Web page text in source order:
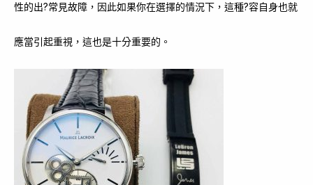
性的出?常見故障，因此如果你在選擇的情況下，這種?容自身也就
應當引起重視，這也是十分重要的。